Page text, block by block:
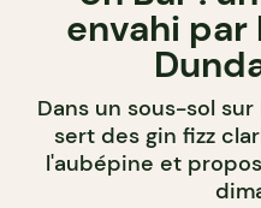
envahi par
Dans un sous-sol
sert des gin fizz
l'aubépine et